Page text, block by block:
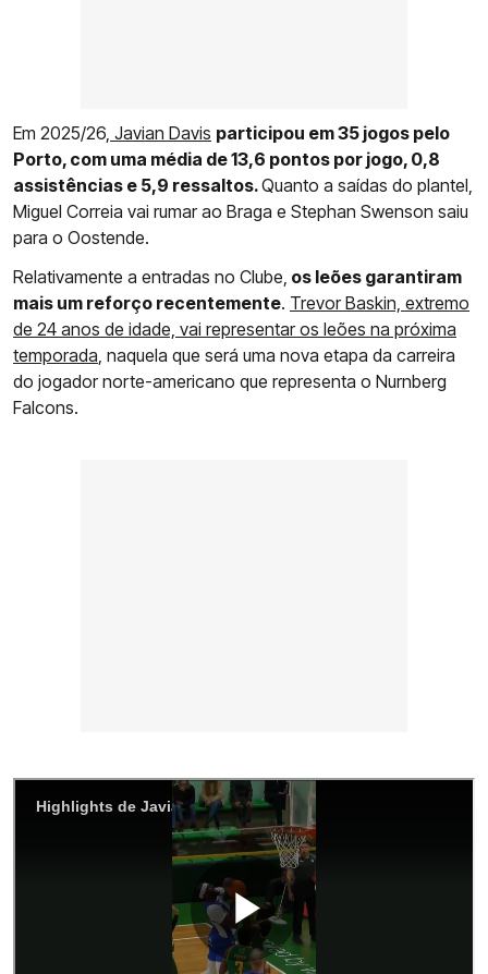
Em 2025/26, Javian Davis participou em 35 jogos pelo
Porto, com uma média de 13,6 pontos por jogo, 0,8
assistências e 5,9 ressaltos.Quanto a saídas do plantel,
Miguel Correia vai rumar ao Braga e Stephan Swenson saiu
para o Oostende.
Relativamente a entradas no Clube, os leões garantiram
mais um reforço recentemente. Trevor Baskin, extremo
de 24 anos de idade, vai representar os leões na próxima
temporada , naquela que será uma nova etapa da carreira
do jogador norte-americano que representa o Nurnberg
Falcons.